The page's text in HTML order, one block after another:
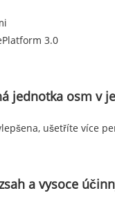
3.0
jednotka osm v
ušetříte více
a vysoce